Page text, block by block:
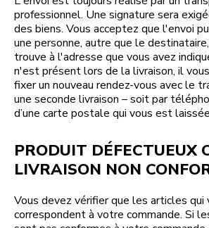
professionnel. Une signature sera
des biens. Vous acceptez que l'envoi
une personne, autre que le
trouve à l'adresse que vous avez
n'est présent lors de la livraison, il
fixer un nouveau rendez-vous avec le
une seconde livraison – soit par
d’une carte postale qui vous est
PRODUIT DÉFECTUEUX
LIVRAISON NON
Vous devez vérifier que les articles
correspondent à votre commande. Si